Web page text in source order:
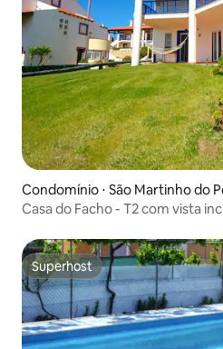
Condomínio ⋅ São Martinho do
Casa do Facho - T2 com vista
Superhost
Superhost